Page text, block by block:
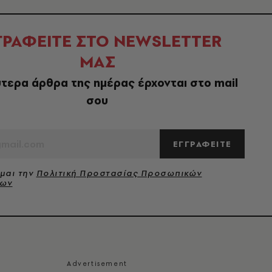
ΣΤΟ NEWSLETTER
ΜΑΣ
άρθρα της ημέρας έρχονται στο mail
σου
ΕΓΓΡΑΦΕΙΤΕ
την Πολιτική Προστασίας Προσωπικών